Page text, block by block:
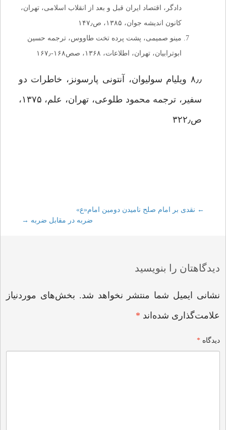
دادگر، اقتصاد ایران قبل و بعد از انقلاب ‌اسلامی، تهران،
کانون اندیشه جوان، ۱۳۸۵، ص۱۴۷٫
مینو صمیمی، پشت پرده تخت ‌طاووس، ترجمه حسین
ابوترابیان، تهران، اطلاعات، ۱۳۶۸، صص۱۶۸-۱۶۷٫
۸٫٫ ویلیام سولیوان، آنتونی پارسونز، خاطرات دو
سفیر، ترجمه محمود طلوعی، تهران، علم، ۱۳۷۵،
ص۳۲۲٫
Post
← نقدی بر امام صلح نامیدن دومین امام«ع»
ضربه در مقابل ضربه →
دیدگاهتان را بنویسید
نشانی ایمیل شما منتشر نخواهد شد. بخش‌های موردنیاز
علامت‌گذاری شده‌اند *
دیدگاه*